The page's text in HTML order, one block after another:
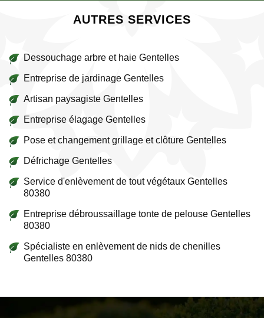
AUTRES SERVICES
Dessouchage arbre et haie Gentelles
Entreprise de jardinage Gentelles
Artisan paysagiste Gentelles
Entreprise élagage Gentelles
Pose et changement grillage et clôture Gentelles
Défrichage Gentelles
Service d'enlèvement de tout végétaux Gentelles
80380
Entreprise débroussaillage tonte de pelouse Gentelles
80380
Spécialiste en enlèvement de nids de chenilles
Gentelles 80380